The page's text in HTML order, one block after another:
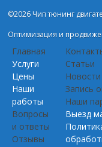
©2026 Чип тюнинг
Оптимизация и
Главная
Услуги
Цены
Наши
работы
Вопросы
и ответы
Отзывы
Статьи
Новости
Запись
Наши
Выезд